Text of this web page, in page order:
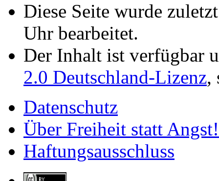
Diese Seite wurde
Uhr bearbeitet.
Der Inhalt ist verfügbar
2.0 Deutschland-Lizenz,
Datenschutz
Über Freiheit statt Angst!
Haftungsausschluss